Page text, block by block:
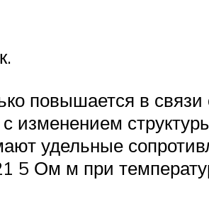
повышается в связи
изменением
удельные
5 Ом м при